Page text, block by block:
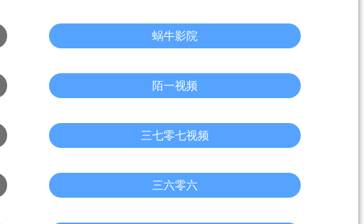
蜗牛影院
陌一视频
三七零七视频
三六零六